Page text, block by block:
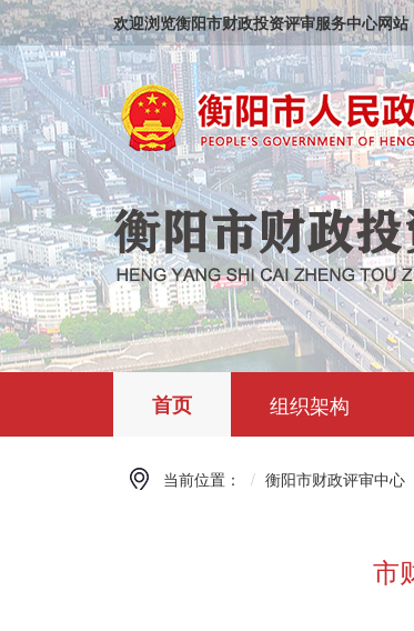
欢迎浏览衡阳市财政投资评审服务中心网站
首页 组织架构
当前位置： 衡阳市财政评审中心
市